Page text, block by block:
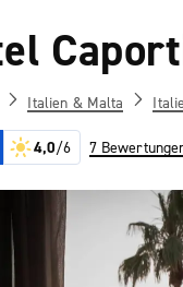
Italien & Malta
4,0/6 7